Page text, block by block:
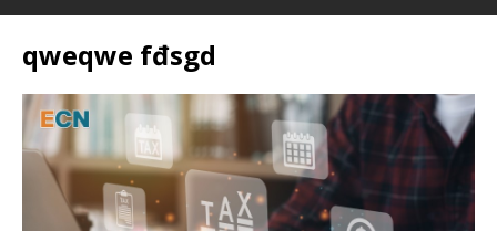
qweqwe fđsgd